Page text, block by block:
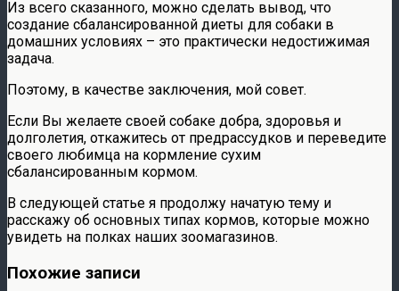
Из всего сказанного, можно сделать вывод, что
создание сбалансированной диеты для собаки в
домашних условиях – это практически недостижимая
задача.
Поэтому, в качестве заключения, мой совет.
Если Вы желаете своей собаке добра, здоровья и
долголетия, откажитесь от предрассудков и переведите
своего любимца на кормление сухим
сбалансированным кормом.
В следующей статье я продолжу начатую тему и
расскажу об основных типах кормов, которые можно
увидеть на полках наших зоомагазинов.
Похожие записи